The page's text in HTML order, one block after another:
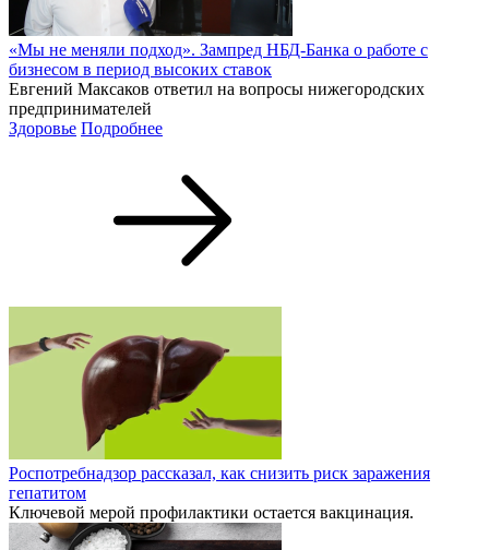
«Мы не меняли подход». Зампред НБД-Банка о работе с
бизнесом в период высоких ставок
Евгений Максаков ответил на вопросы нижегородских
предпринимателей
Здоровье Подробнее
Роспотребнадзор рассказал, как снизить риск заражения
гепатитом
Ключевой мерой профилактики остается вакцинация.